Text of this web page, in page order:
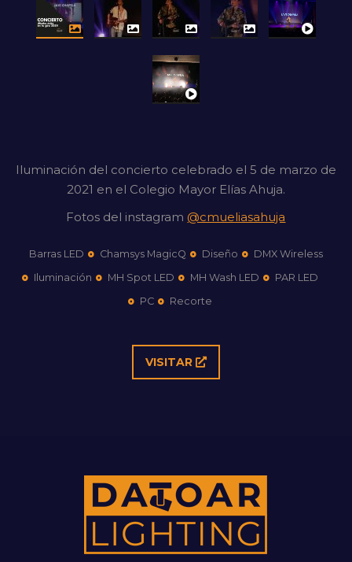
Iluminación del concierto celebrado el 5 de marzo de
2021 en el Colegio Mayor Elías Ahuja.
Fotos del instagram @cmueliasahuja
Barras LED Chamsys MagicQ Diseño
DMX Wireless
Iluminación
MH Spot LED MH Wash LED
PAR LED
PC
Recorte
VISITAR